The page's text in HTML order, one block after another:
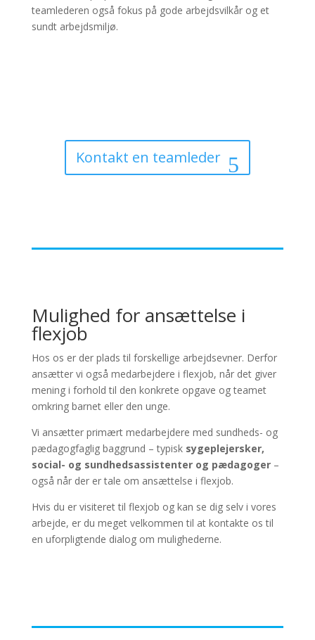
teamlederen også fokus på gode arbejdsvilkår og et
sundt arbejdsmiljø.
Kontakt en teamleder
Mulighed for ansættelse i
flexjob
Hos os er der plads til forskellige arbejdsevner. Derfor
ansætter vi også medarbejdere i flexjob, når det giver
mening i forhold til den konkrete opgave og teamet
omkring barnet eller den unge.
Vi ansætter primært medarbejdere med sundheds- og
pædagogfaglig baggrund – typisk sygeplejersker,
social- og sundhedsassistenter og pædagoger–
også når der er tale om ansættelse i flexjob.
Hvis du er visiteret til flexjob og kan se dig selv i vores
arbejde, er du meget velkommen til at kontakte os til
en uforpligtende dialog om mulighederne.